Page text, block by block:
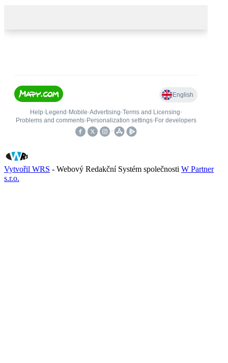
Vytvořil WRS - Webový Redakční Systém společnosti W Partner
s.r.o.